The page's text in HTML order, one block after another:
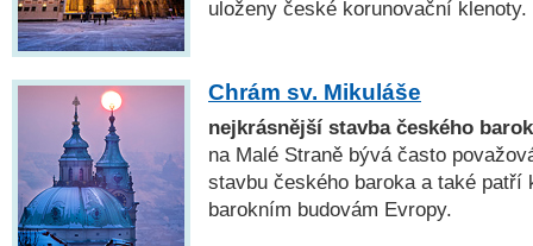
uloženy české korunovační klenoty.
Chrám sv. Mikuláše
nejkrásnější stavba českého
na Malé Straně bývá často
stavbu českého baroka a také patří
barokním budovám Evropy.